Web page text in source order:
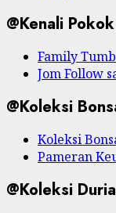
@Kenali
Family
Jom Follow
@Koleksi
Koleksi
Pameran
@Koleksi